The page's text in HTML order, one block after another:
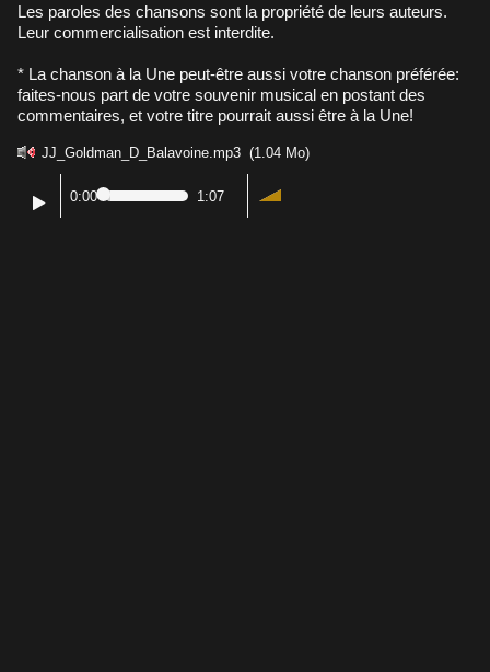
Les paroles des chansons sont la propriété de leurs auteurs.
Leur commercialisation est interdite.
* La chanson à la Une peut-être aussi votre chanson préférée:
faites-nous part de votre souvenir musical en postant des
commentaires, et votre titre pourrait aussi être à la Une!
JJ_Goldman_D_Balavoine.mp3 (1.04 Mo)
0:00 1:07